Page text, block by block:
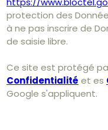
protection des
à ne pas inscrire de
de saisie libre.
Ce site est protégé
Confidentialité et es
Google s'appliquent.